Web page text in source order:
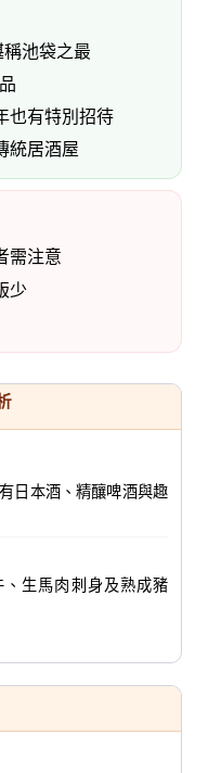
池袋之最
也有特別招待
統居酒屋
需注意
少
日本酒、精釀啤酒與趣
生馬肉刺身及熟成豬